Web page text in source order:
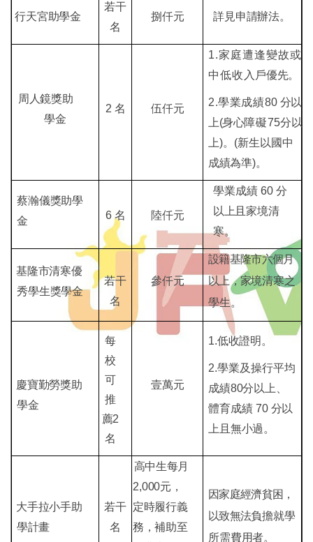
行天宮助學金
若干
名
捌仟元 詳見申請辦法。
周人鏡獎助
學金
2 名 伍仟元
1.家庭遭逢變故或
中低收 入戶優先。
2.學業成績80 分以
上(身心障礙75分以
上)。(新生以 國中
成績為準)。
蔡瀚儀獎助學
金
6 名 陸仟元
學業成績 60 分
以上且家境清
寒。
基隆市清寒優
秀學生獎學金
若干
名
參仟元
設籍基隆市六個月
以上，家境清寒之
學生。
慶寶勤勞獎助
學金
每
校
可
推
薦2
名
壹萬元
1.低收證明。
2.學業及操行平均
成績80分以上、
體育成績 70 分以
上且無小過。
大手拉小手助
學計畫
若干
名
高中生每月
2,000元，
定時履行義
務，補助至
因家庭經濟貧困，
以致無法負擔就學
所需費用者。